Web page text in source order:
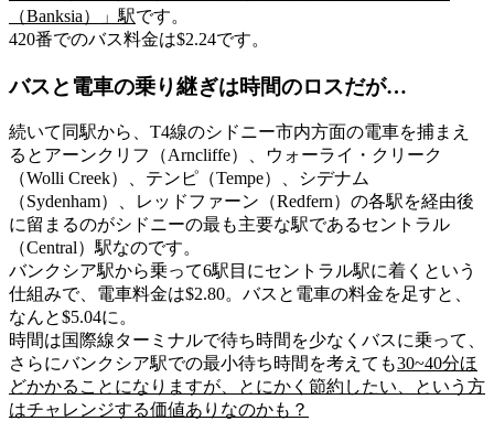
（Banksia）」駅です。
420番でのバス料金は$2.24です。
バスと電車の乗り継ぎは時間のロスだが…
続いて同駅から、 T4線のシドニー市内方面の電車を捕まえ
ると アーンクリフ（Arncliffe）、ウォーライ・クリーク
（Wolli Creek）、テンピ（Tempe）、シデナム
（Sydenham）、レッドファーン（Redfern）の各駅を経由後
に留まるのがシドニーの最も主要な駅であるセントラル
（Central）駅なのです。
バンクシア駅から乗って6駅目にセントラル駅に着く という
仕組みで、 電車料金は$2.80。 バスと電車の料金を足すと、
なんと$5.04に。
時間は国際線ターミナルで待ち時間を少なくバスに乗って、
さらにバンクシア駅での最小待ち時間を考えても30~40分ほ
どかかることになりますが、
とにかく節約したい、という方
はチャレンジする価値ありなのかも？